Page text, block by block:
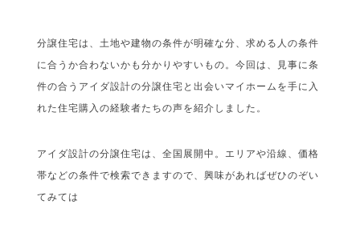
分譲住宅は、土地や建物の条件が明確な分、求める人の条件
に合うか合わないかも分かりやすいもの。今回は、見事に条
件の合うアイダ設計の分譲住宅と出会いマイホームを手に入
れた住宅購入の経験者たちの声を紹介しました。
アイダ設計の分譲住宅は、全国展開中。エリアや沿線、価格
帯などの条件で検索できますので、興味があればぜひのぞい
てみては